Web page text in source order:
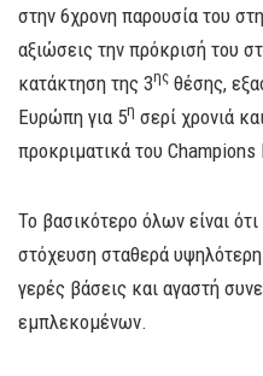
στην 6χρονη παρουσία του
αξιώσεις την πρόκρισή του
κατάκτηση της 3ης θέσης,
Ευρώπη για 5η σερί χρονιά
προκριματικά του Champions
Το βασικότερο όλων είναι
στόχευση σταθερά
γερές βάσεις και αγαστή
εμπλεκομένων.